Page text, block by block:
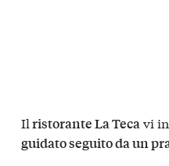
Ilristorante La Tecavi
guidato seguito da un